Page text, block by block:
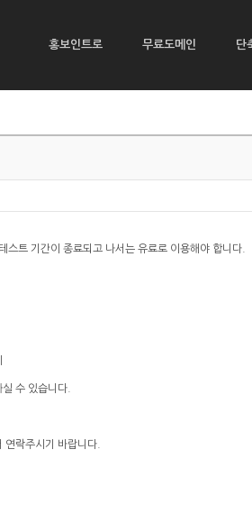
홍보인트로 무료도메인 단
트 기간이 종료되고 나서는 유료로 이용해야 합니다.
수 있습니다.
연락주시기 바랍니다.